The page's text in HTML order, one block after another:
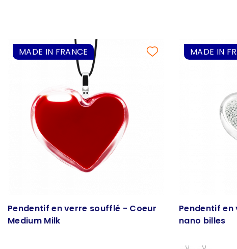
MADE IN FRANCE
Pendentif en verre soufflé - Coeur
Medium Milk
MADE IN
Pendentif
nano billes